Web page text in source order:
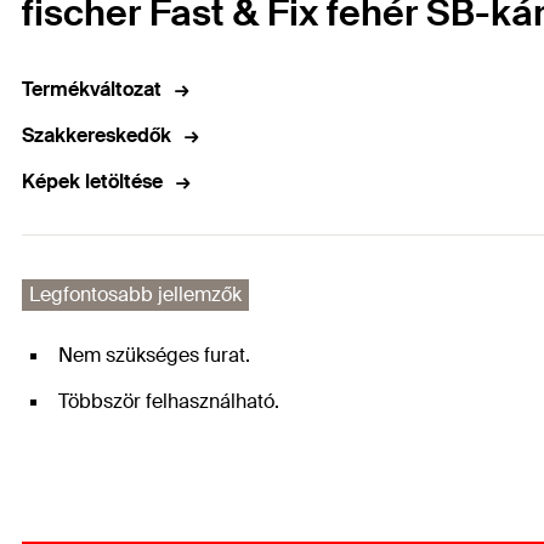
fischer Fast & Fix fehér SB-
Termékváltozat
Szakkereskedők
Képek letöltése
Legfontosabb jellemzők
Nem szükséges furat.
Többször felhasználható.